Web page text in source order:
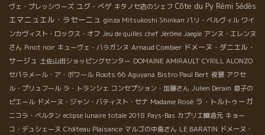
ヴェ・プレッシウーズ ユグ・べゲ キタノセ店のシェフ Côte du Py Rémi Sédès
エマニュエル・ラセーニュ ginza Mitsukoshi Shinkan パリ・ベルヴィル ワイ
ンカヴィスト・ロックス・オフ Jeu de quilles chef Jérôme Jaegle アンヌ・エレンヌ
さん Pinot noir キューヴェ・バラガンヌ Arnaud Combier ドメーヌ・ダニエル・
サージュ 土佐山田ショッピングセンター DOMAINE AMIRAULT CYRILL ALONZO
セパラメール・ア・ボワール Roots 66 Aguyana Bistro Paul Bert 夜景 アクセ
ル・プリュフール ラ・トランシェ コンセプション・加藤さん Julien Derain 息子の
ピエール ドメーヌ・ジャン・バティスト・セナ Madame Rosé ラ・トルトゥーガ
ニコラ・ベルタン eclipse lunaire totale 2018 Pays-Bas カプリエ醸造元 キョー
コ・デュシェーヌ Château Plaisance マルゴの中島さん LE BARATIN ドメーヌ・